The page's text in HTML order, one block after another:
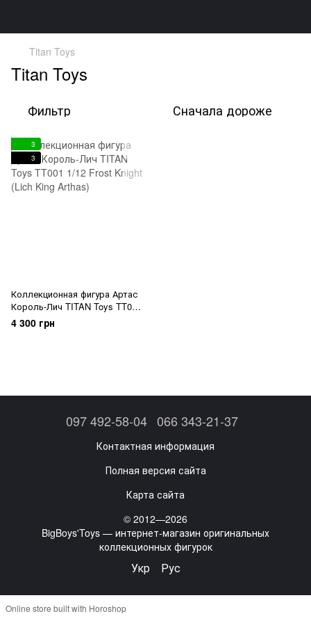
Titan Toys
Titan Toys
Фильтр Сначала дороже
3
3
Коллекционная фигура Артас
Король-Лич TITAN Toys TT001
1/12 Frost Knight (Lich King
Arthas)
4 300 грн
097 492-58-04 066 343-21-37
Контактная информация
Полная версия сайта
Карта сайта
© 2012—2026
BigBoys'Toys — интернет-магазин оригинальных
коллекционных фигурок
Укр Рус
Online store built with Horoshop